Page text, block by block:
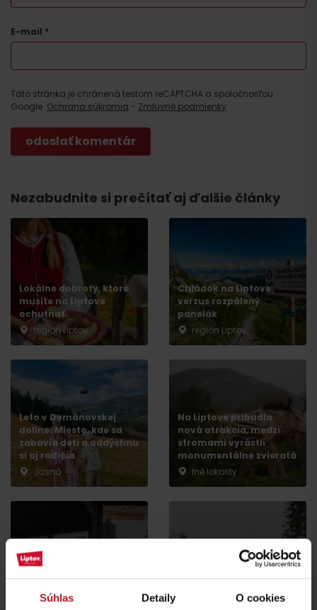
Súhlas Detaily O cookies
E-mail *
Táto stránka je chránená testom reCAPTCHA a spoločnosťou
Google. Ochrana súkromia - Zmluvné podmienky
Nezabudnite si prečítať aj ďalšie články
Lokálne dobroty, ktoré
musíte na Liptove
ochutnať
región Liptov
Chládok na Liptove
verzus rozpálený
panelák
región Liptov
Leto v Demänovskej
doline: Miesto, kde sa
zabavia deti a oddýchnu
si aj rodičia
Jasná
Na Liptove pribudla
nová atrakcia, medzi
stromami vyrástli
monumentálne zvieratá
Iné lokality
Nová výstava Sanctus
prenesie do stredoveku
Najkrajšie rodinné
do dvoch hodín
Príchod